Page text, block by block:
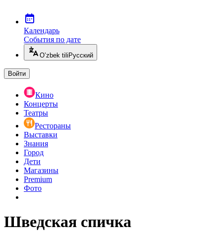
Календарь
События по дате
O’zbek tili Русский
Войти
Кино
Концерты
Театры
Рестораны
Выставки
Знания
Город
Дети
Магазины
Premium
Фото
Шведская спичка